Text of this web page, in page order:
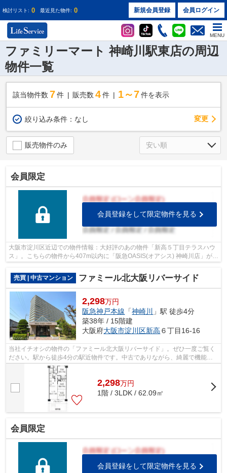
検討リスト: 0 最近見た物件: 0 新規会員登録 会員ログイン
MENU
ファミリーマート 神崎川駅東店の周辺
物件一覧
該当物件数 7件 販売数 4 件 1～7 件を表示
絞り込み条件： なし 変更
販売物件のみ
会員限定
会員登録をして限定物件を見る
大阪市淀川区近辺での物件情報：大好評のあの物件「新高５丁目テラスハウ
ス」。こちらの物件から407m以内に「阪急OASIS(オアシス) 神崎川店」があ
売買 | 中古マンション
ファミール北大阪リバーサイド
2,298万円
阪急神戸本線 「神崎川
」駅 徒歩4分
築38年 / 15階建
大阪府大阪市淀川区新高 ６丁目16-16
当社イチオシの物件の「ファミール北大阪リバーサイド」。ぜひ一度ご覧く
ださい。駅から徒歩4分の駅近物件です。中古でありながら、綺麗で機能的
な設備のあるマンションです。大阪市淀...
2,298万円
1階 / 3LDK / 62.09㎡
会員限定
会員登録をして限定物件を見る